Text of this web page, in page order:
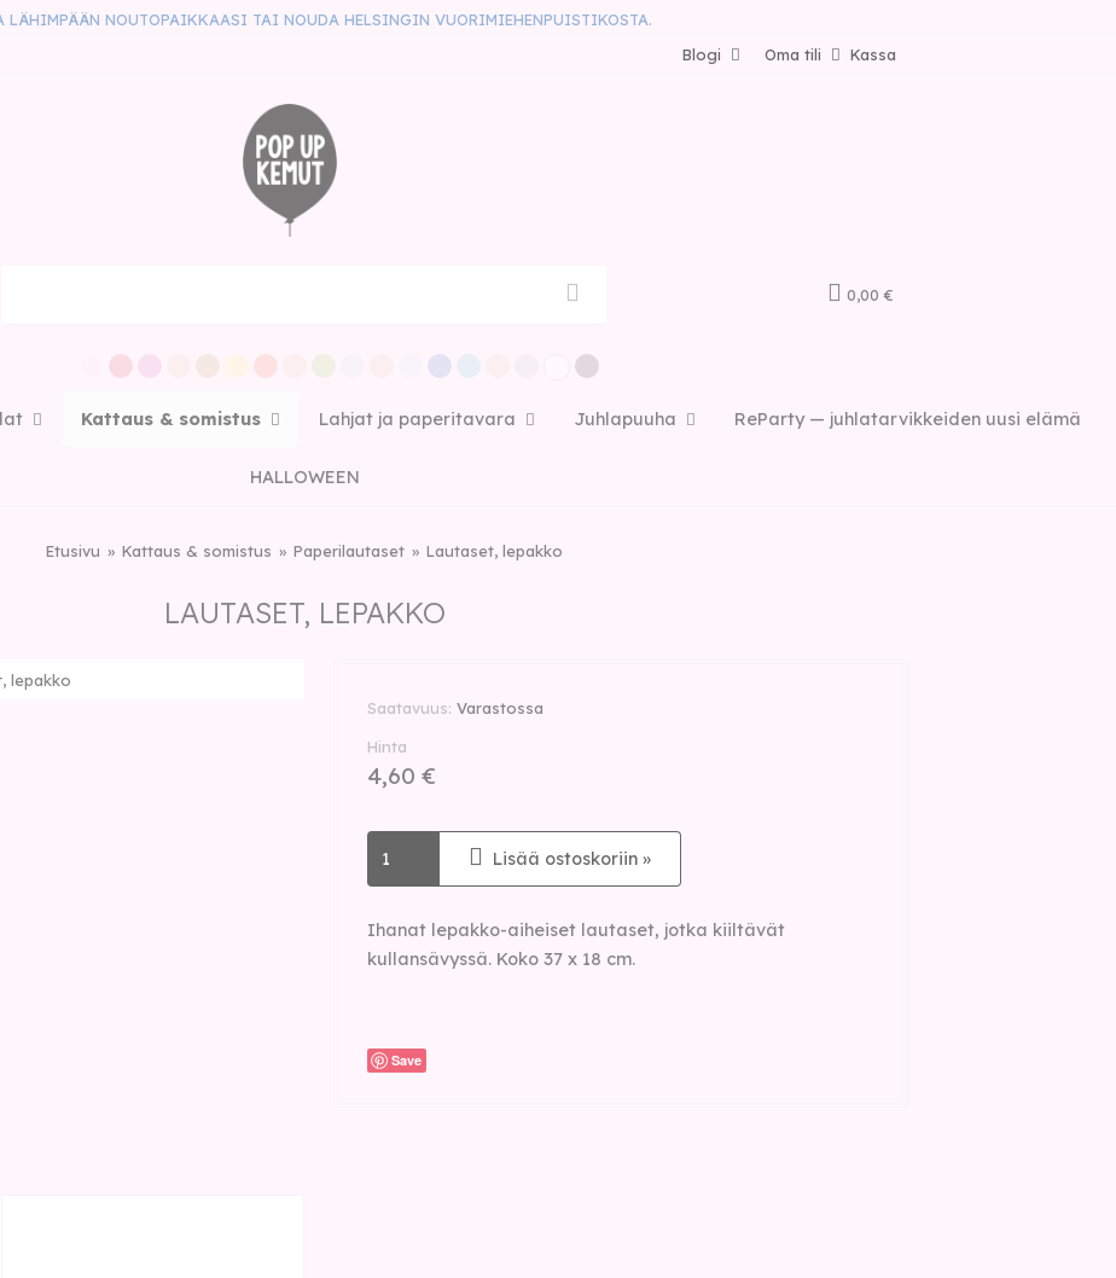
LÄHIMPÄÄN NOUTOPAIKKAASI TAI NOUDA HELSINGIN VUORIMIEHENPUISTIKOSTA.
Kassa
Oma tili
Blogi
0,00 €
Kattaus & somistus Lahjat ja paperitavara Juhlapuuha ReParty — juhlatarvikkeiden uusi elämä
HALLOWEEN
Etusivu Kattaus & somistus Paperilautaset Lautaset, lepakko
LAUTASET, LEPAKKO
lepakko
Saatavuus Varastossa
Hinta
4,60 €
Lisää ostoskoriin »
Ihanat lepakko-aiheiset lautaset, jotka kiiltävät
kullansävyssä. Koko 37 x 18 cm.
Save